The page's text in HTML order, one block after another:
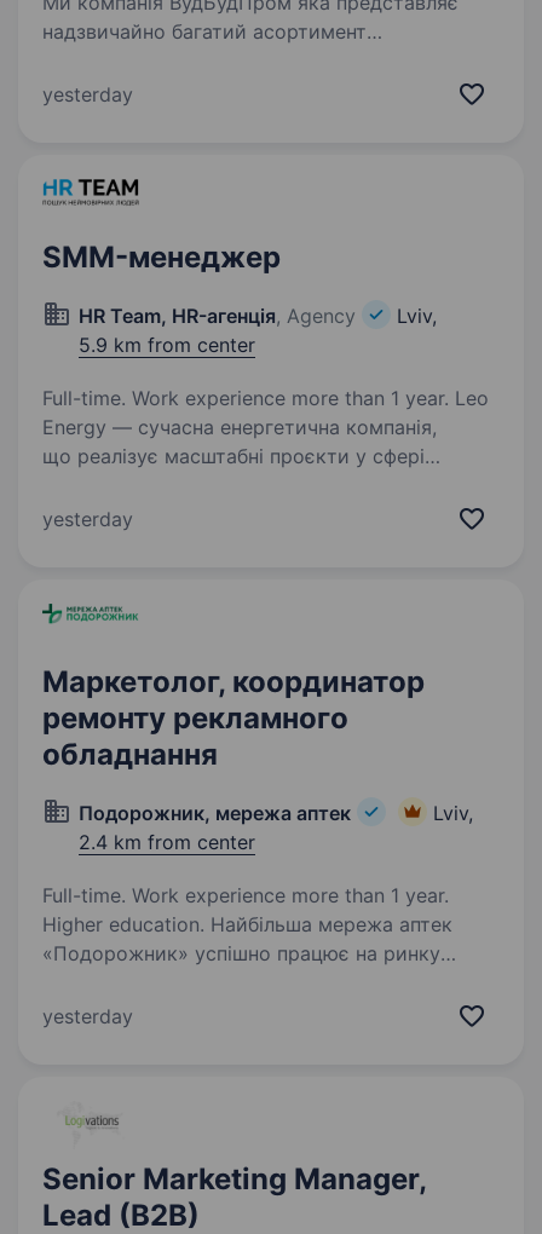
надзвичайно багатий асортимент
лаки, масла, віск і багато іншого). У нас амбітні
yesterday
SMM-менеджер
HR Team, HR-агенція, Agency
Lviv,
5.9 km from center
Full-time. Work experience more than 1 year. Leo
Energy — сучасна енергетична компанія,
що реалізує масштабні проєкти у сфері
та електротехнічних рішень. Ми працюємо
yesterday
Маркетолог, координатор
ремонту рекламного
обладнання
Подорожник, мережа аптек
Lviv,
2.4 km from center
Full-time. Work experience more than 1 year.
Higher education. Найбільша мережа аптек
«Подорожник» успішно працює на ринку
і понад 12 000 працівників у всіх регіонах
yesterday
Senior Marketing Manager,
Lead (B2B)